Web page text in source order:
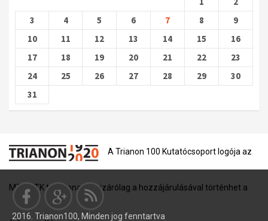
3
4 5 6 7 8
9
10
11 12 13 14 15
16
17
18 19 20 21 22
23
24
25 26 27 28 29
30
31
A Trianon 100 Kutatócsoport logója az
MTA BTK tulajdona, és kizárólag a hozzájárulásával történhet a
2016. Trianon100, Minden jog fenntartva